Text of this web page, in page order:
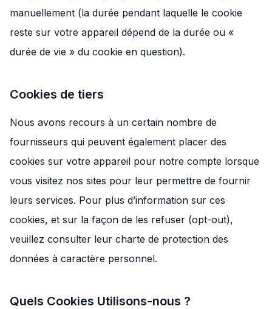
manuellement (la durée pendant laquelle le cookie
reste sur votre appareil dépend de la durée ou «
durée de vie » du cookie en question).
Cookies de tiers
Nous avons recours à un certain nombre de
fournisseurs qui peuvent également placer des
cookies sur votre appareil pour notre compte lorsque
vous visitez nos sites pour leur permettre de fournir
leurs services. Pour plus d’information sur ces
cookies, et sur la façon de les refuser (opt-out),
veuillez consulter leur charte de protection des
données à caractère personnel.
Quels Cookies Utilisons-nous ?